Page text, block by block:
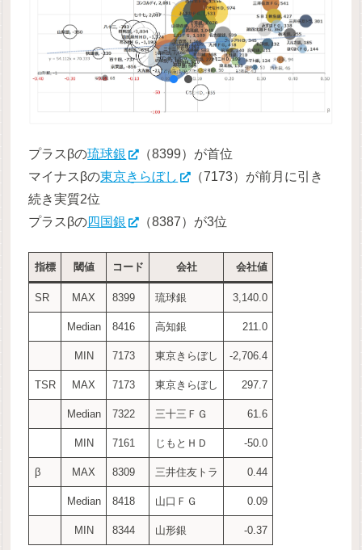
プラスβの琉球銀
（8399）が首位
マイナスβの東京きらぼし
（7173）が前月に引き
続き実質2位
プラスβの四国銀 （8387）が3位
指標 閾値 コード 会社 会社値
SR MAX 8399 琉球銀 3,140.0
Median 8416 高知銀 211.0
MIN 7173 東京きらぼし -2,706.4
TSR MAX 7173 東京きらぼし 297.7
Median 7322 三十三ＦＧ 61.6
MIN 7161 じもとＨＤ -50.0
β MAX 8309 三井住友トラ 0.44
Median 8418 山口ＦＧ 0.09
MIN 8344 山形銀 -0.37